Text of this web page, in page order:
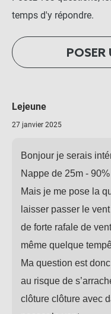
temps d'y répondre.
POSER
Lejeune
27 janvier 2025
Bonjour je serais
Nappe de 25m -
Mais je me pose la
laisser passer le
de forte rafale de
même quelque
Ma question est
au risque de
clôture clôture avec